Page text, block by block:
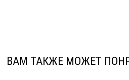
ВАМ ТАКЖЕ МОЖЕТ